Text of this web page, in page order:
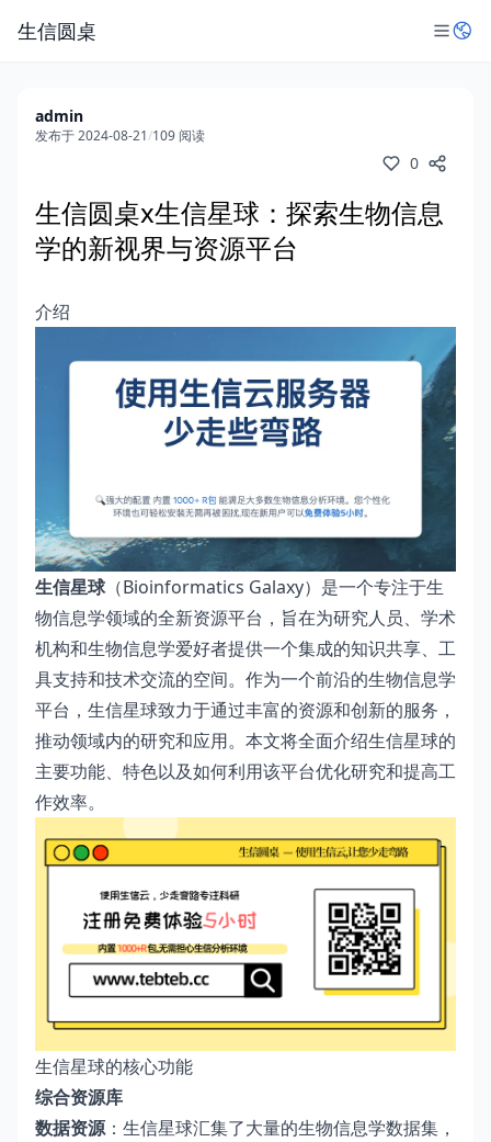
生信圆桌
admin
发布于 2024-08-21/109 阅读
0
生信圆桌x生信星球：探索生物信息
学的新视界与资源平台
介绍
生信星球（Bioinformatics Galaxy）是一个专注于生
物信息学领域的全新资源平台，旨在为研究人员、学术
机构和生物信息学爱好者提供一个集成的知识共享、工
具支持和技术交流的空间。作为一个前沿的生物信息学
平台，生信星球致力于通过丰富的资源和创新的服务，
推动领域内的研究和应用。本文将全面介绍生信星球的
主要功能、特色以及如何利用该平台优化研究和提高工
作效率。
生信星球的核心功能
综合资源库
数据资源：生信星球汇集了大量的生物信息学数据集，